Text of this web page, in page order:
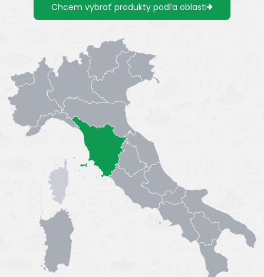
Chcem vybrať produkty podľa oblasti